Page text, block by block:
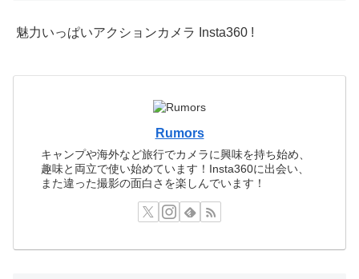
魅力いっぱいアクションカメラ Insta360 !
Rumors
キャンプや海外など旅行でカメラに興味を持ち始め、
趣味と両立で使い始めています！Insta360に出会い、
また違った撮影の面白さを楽しんでいます！